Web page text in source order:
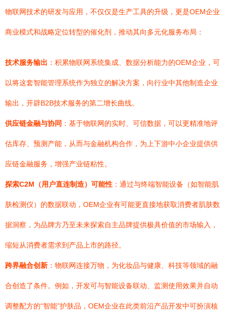
物联网技术的研发与应用，不仅仅是生产工具的升级，更是OEM企业
商业模式和战略定位转型的催化剂，推动其向多元化服务布局：
技术服务输出 ：积累物联网系统集成、数据分析能力的OEM企业，可
以将这套智能管理系统作为独立的解决方案，向行业中其他制造企业
输出，开辟B2B技术服务的第二增长曲线。
供应链金融与协同 ：基于物联网的实时、可信数据，可以更精准地评
估库存、预测产能，从而与金融机构合作，为上下游中小企业提供供
应链金融服务，增强产业链粘性。
探索C2M（用户直连制造）可能性 ：通过与终端智能设备（如智能肌
肤检测仪）的数据联动，OEM企业有可能更直接地获取消费者肌肤数
据洞察，为品牌方乃至未来探索自主品牌提供极具价值的市场输入，
缩短从消费者需求到产品上市的路径。
跨界融合创新 ：物联网连接万物，为化妆品与健康、科技等领域的融
合创造了条件。例如，开发可与智能设备联动、监测使用效果并自动
调整配方的“智能”护肤品，OEM企业在此类前沿产品开发中可扮演核